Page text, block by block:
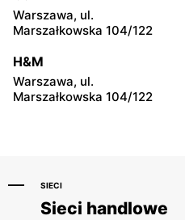
Lewiatan
Warszawa, ul. Sándora
Lewiatan
Warszawa, ul. Antoniego
Warszawa, ul.
Marszałkowska 104/122
H&M
Warszawa, ul.
Marszałkowska 104/122
SIECI
Sieci handlowe